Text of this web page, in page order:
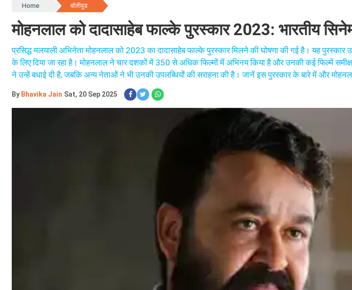
Home बॉलीवुड
मोहनलाल को दादासाहेब फाल्के पुरस्कार 2023: भारतीय
प्रसिद्ध मलयाली अभिनेता मोहनलाल को 2023 का दादासाहेब फाल्के पुरस्कार मिलने की घोषणा की गई है। यह पुरस्कार
के लिए दिया जा रहा है। मोहनलाल ने चार दशकों में 350 से अधिक फिल्मों में अभिनय किया है और उनकी कई फिल्में समीक्षकों
ने उन्हें बधाई दी है, जबकि अन्य नेताओं ने भी उनकी उपलब्धियों की सराहना की है। जानें इस पुरस्कार के बारे में और
By Bhavika Jain Sat, 20 Sep 2025